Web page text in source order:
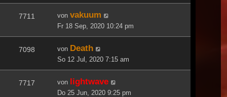
7711 von vakuum
Fr 18 Sep, 2020 10:24 pm
7098 von Death
So 12 Jul, 2020 7:15 am
7717 von lightwave
Do 25 Jun, 2020 9:25 pm